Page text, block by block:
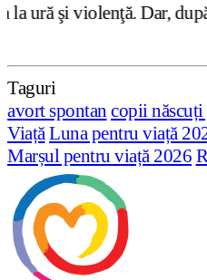
după cum confirmă
Taguri
avort spontan copii născuți
Viață Luna pentru viață
Marșul pentru viață 2026